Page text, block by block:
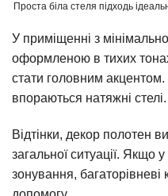
Проста біла стеля підходь
У приміщенні з
оформленою в тихих
стати головним
впораються натяжні стелі.
Відтінки, декор полотен
загальної ситуації. Якщо
зонування, багаторівневі